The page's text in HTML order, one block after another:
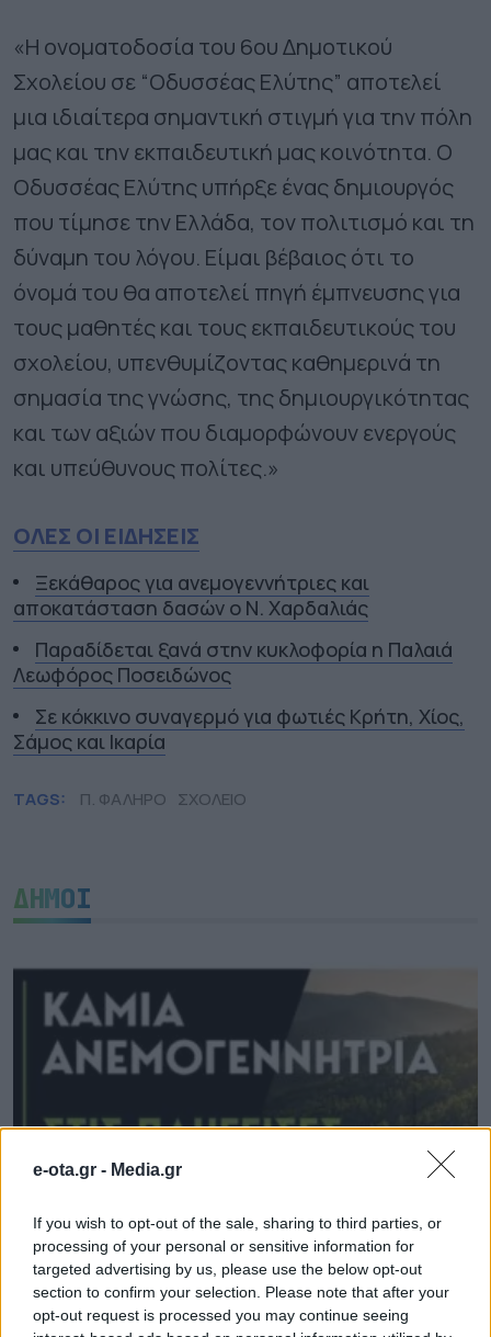
e-ota.gr - Media.gr
If you wish to opt-out of the sale, sharing to third parties, or
processing of your personal or sensitive information for
targeted advertising by us, please use the below opt-out
section to confirm your selection. Please note that after your
opt-out request is processed you may continue seeing
«Η ονοματοδοσία του 6ου Δημοτικού
Σχολείου σε “Οδυσσέας Ελύτης” αποτελεί
μια ιδιαίτερα σημαντική στιγμή για την πόλη
μας και την εκπαιδευτική μας κοινότητα. Ο
Οδυσσέας Ελύτης υπήρξε ένας δημιουργός
που τίμησε την Ελλάδα, τον πολιτισμό και τη
δύναμη του λόγου. Είμαι βέβαιος ότι το
όνομά του θα αποτελεί πηγή έμπνευσης για
τους μαθητές και τους εκπαιδευτικούς του
σχολείου, υπενθυμίζοντας καθημερινά τη
σημασία της γνώσης, της δημιουργικότητας
και των αξιών που διαμορφώνουν ενεργούς
και υπεύθυνους πολίτες.»
ΟΛΕΣ ΟΙ ΕΙΔΗΣΕΙΣ
Ξεκάθαρος για ανεμογεννήτριες και
αποκατάσταση δασών ο Ν. Χαρδαλιάς
Παραδίδεται ξανά στην κυκλοφορία η Παλαιά
Λεωφόρος Ποσειδώνος
Σε κόκκινο συναγερμό για φωτιές Κρήτη, Χίος,
Σάμος και Ικαρία
TAGS: Π. ΦΑΛΗΡΟ ΣΧΟΛΕΙΟ
ΔΗΜΟΙ
Ξεκάθαρος για ανεμογεννήτριες και
αποκατάσταση δασών ο Ν. Χαρδαλιάς
08.08.2026 - 10.45